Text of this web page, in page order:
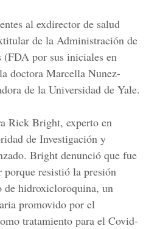
al exdirector de salud
de la Administración de
(FDA por sus iniciales en
doctora Marcella Nunez-
de la Universidad de Yale.
Rick Bright, experto en
de Investigación y
Bright denunció que fue
porque resistió la presión
hidroxicloroquina, un
promovido por el
tratamiento para el Covid-